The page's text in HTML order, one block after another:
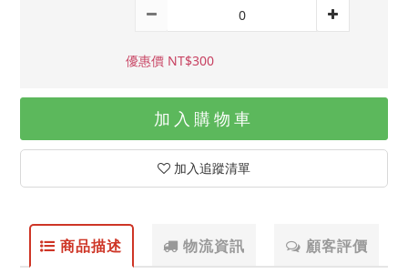
優惠價 NT$300
加入購物車
加入追蹤清單
商品描述 物流資訊 顧客評價